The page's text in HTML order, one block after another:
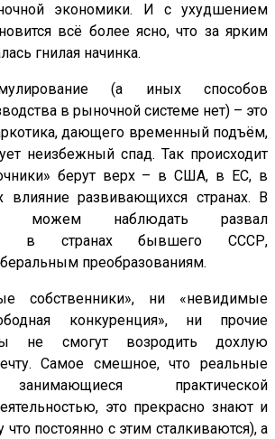
экономики. И с ухудшением
всё более ясно, что за ярким
гнилая начинка.
(а иных способов
в рыночной системе нет) – это
дающего временный подъём,
неизбежный спад. Так происходит
берут верх – в США, в ЕС, в
влияние развивающихся странах. В
можем наблюдать развал
в странах бывшего СССР,
преобразованиям.
собственники», ни «невидимые
конкуренция», ни прочие
не смогут возродить дохлую
Самое смешное, что реальные
практической
это прекрасно знают и
постоянно с этим сталкиваются), а